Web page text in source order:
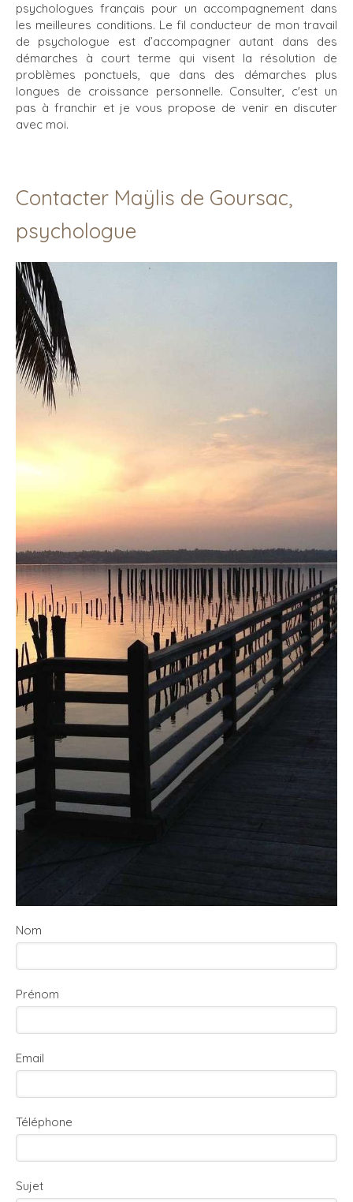
psychologues français pour un accompagnement dans
les meilleures conditions. Le fil conducteur de mon travail
de psychologue est d’accompagner autant dans des
démarches à court terme qui visent la résolution de
problèmes ponctuels, que dans des démarches plus
longues de croissance personnelle. Consulter, c'est un
pas à franchir et je vous propose de venir en discuter
avec moi.
Contacter Maÿlis de Goursac,
psychologue
Nom
Prénom
Email
Téléphone
Sujet